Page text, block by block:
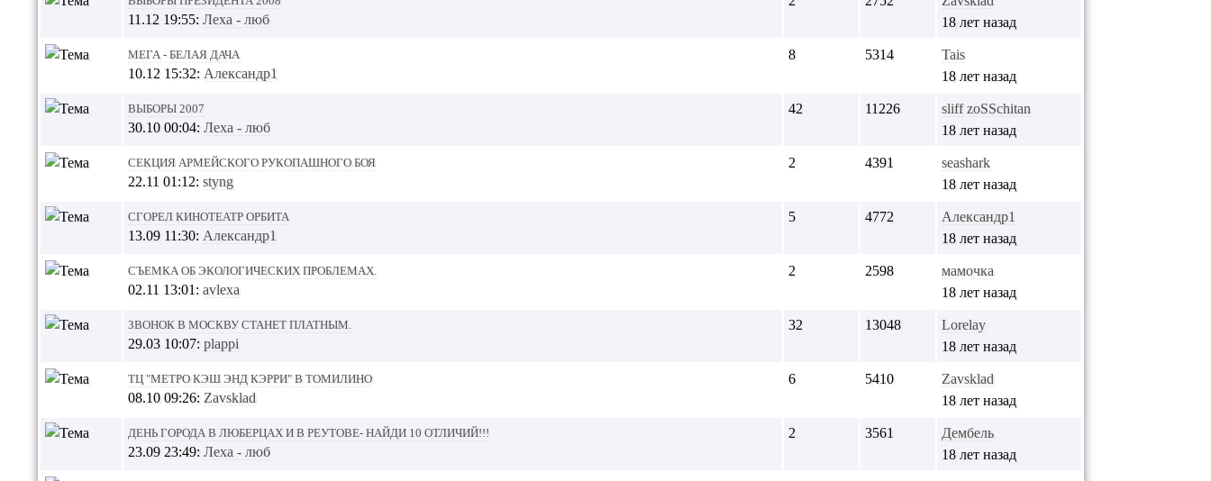
11.12 19:55: Леха - люб
18 лет назад
Мега - Белая дача
10.12 15:32: Александр1
8 5314
Tais
18 лет назад
Выборы 2007
30.10 00:04: Леха - люб
42 11226
sliff zoSSchitan
18 лет назад
секция армейского рукопашного боя
22.11 01:12: styng
2 4391
seashark
18 лет назад
сгорел кинотеатр Орбита
13.09 11:30: Александр1
5 4772
Александр1
18 лет назад
Съемка об экологических проблемах.
02.11 13:01: avlexa
2 2598
мамочка
18 лет назад
Звонок в Москву станет платным.
29.03 10:07: plappi
32 13048
Lorelay
18 лет назад
ТЦ "МЕТРО Кэш энд Кэрри" в Томилино
08.10 09:26: Zavsklad
6 5410
Zavsklad
18 лет назад
День города в Люберцах и в Реутове- найди 10 отличий!!!
23.09 23:49: Леха - люб
2 3561
Дембель
18 лет назад